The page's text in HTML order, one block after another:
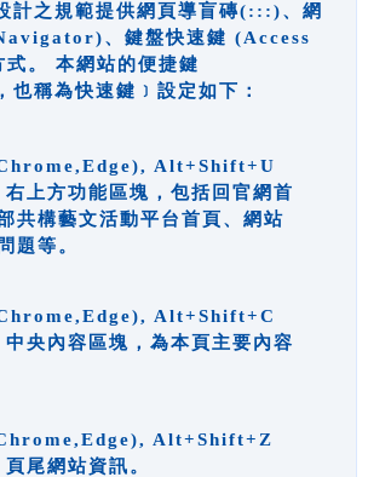
計之規範提供網頁導盲磚(:::)、網
、鍵盤快速鍵 (Access
。 本網站的便捷鍵
也稱為快速鍵﹞設定如下：
Alt+Shift+U
上方功能區塊，包括回官網首
共構藝文活動平台首頁、網站
題等。
Alt+Shift+C
央內容區塊，為本頁主要內容
Alt+Shift+Z
尾網站資訊。